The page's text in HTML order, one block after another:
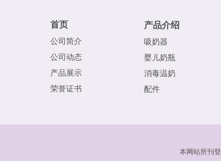
首页
公司简介
公司动态
产品展示
荣誉证书
本网站所刊
产品介绍
吸奶器
婴儿奶瓶
消毒温奶
配件